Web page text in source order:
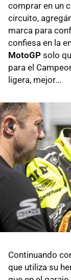
comprar en un
circuito,
marca para
confiesa en la
MotoGP solo
para el
ligera, mejor...
Continuando
que utiliza su